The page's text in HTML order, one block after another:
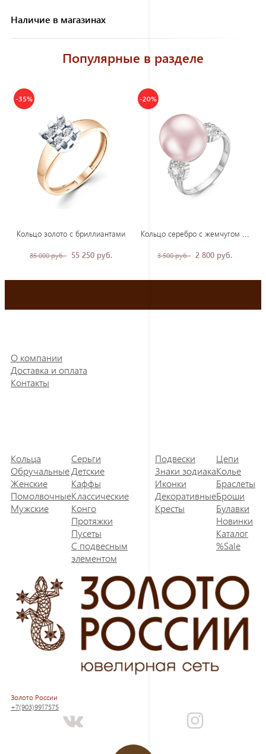
Наличие в магазинах
Популярные в разделе
-35%
Кольцо золото с бриллиантами
85 000 руб. 55 250 руб.
-20%
3 500 руб. 2 800 руб.
О компании
Доставка и оплата
Контакты
Кольца
Обручальные
Женские
Помолвочные
Мужские
Серьги
Детские
Каффы
Классические
Конго
Протяжки
Пусеты
С подвесным
элементом
Подвески
Знаки зодиака
Иконки
Декоративные
Кресты
Цепи
Колье
Браслеты
Броши
Булавки
Новинки
Каталог
%Sale
Золото России
+7(903)9917575